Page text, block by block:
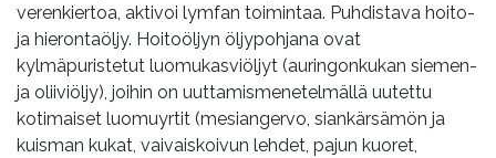
verenkiertoa, aktivoi lymfan toimintaa. Puhdistava hoito-
ja hierontaöljy. Hoitoöljyn öljypohjana ovat
kylmäpuristetut luomukasviöljyt (auringonkukan siemen-
ja oliiviöljy), joihin on uuttamismenetelmällä uutettu
kotimaiset luomuyrtit (mesiangervo, siankärsämön ja
kuisman kukat, vaivaiskoivun lehdet, pajun kuoret,